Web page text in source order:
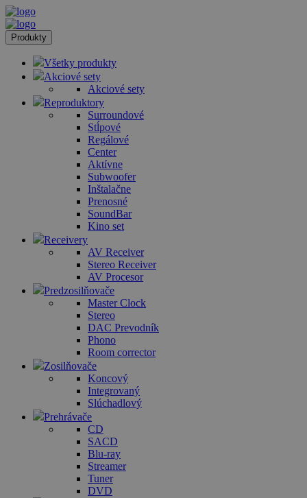
Produkty
Všetky produkty
Akciové sety
Akciové sety
Reproduktory
Surroundové
Stĺpové
Regálové
Center
Aktívne
Subwoofer
Inštalačne
Prenosné
SoundBar
Kino set
Receivery
AV Receiver
Stereo Receiver
AV Procesor
Predzosilňovače
Master Clock
Stereo
DAC Prevodník
Phono
Room corrector
Zosilňovače
Koncový
Integrovaný
Slúchadlový
Prehrávače
CD
SACD
Blu-ray
Streamer
Tuner
DVD